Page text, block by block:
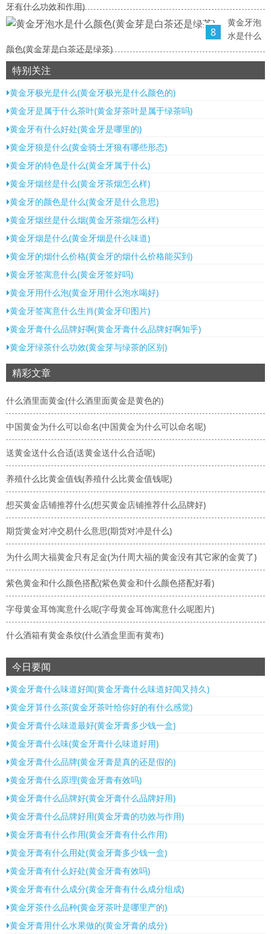
牙有什么功效和作用)
8
黄金牙泡
水是什么
颜色(黄金芽是白茶还是绿茶)
特别关注
黄金牙极光是什么(黄金牙极光是什么颜色的)
黄金牙是属于什么茶叶(黄金芽茶叶是属于绿茶吗)
黄金牙有什么好处(黄金牙是哪里的)
黄金牙狼是什么(黄金骑士牙狼有哪些形态)
黄金牙的特色是什么(黄金牙属于什么)
黄金牙烟丝是什么(黄金牙茶烟怎么样)
黄金牙的颜色是什么(黄金牙是什么意思)
黄金牙烟丝是什么烟(黄金牙茶烟怎么样)
黄金牙烟是什么(黄金牙烟是什么味道)
黄金牙的烟什么价格(黄金牙的烟什么价格能买到)
黄金牙签寓意什么(黄金牙签好吗)
黄金牙用什么泡(黄金牙用什么泡水喝好)
黄金牙签寓意什么生肖(黄金牙印图片)
黄金牙膏什么品牌好啊(黄金牙膏什么品牌好啊知乎)
黄金牙绿茶什么功效(黄金芽与绿茶的区别)
精彩文章
什么酒里面黄金(什么酒里面黄金是黄色的)
中国黄金为什么可以命名(中国黄金为什么可以命名呢)
送黄金送什么合适(送黄金送什么合适呢)
养殖什么比黄金值钱(养殖什么比黄金值钱呢)
想买黄金店铺推荐什么(想买黄金店铺推荐什么品牌好)
期货黄金对冲交易什么意思(期货对冲是什么)
为什么周大福黄金只有足金(为什周大福的黄金没有其它家的金黄了)
紫色黄金和什么颜色搭配(紫色黄金和什么颜色搭配好看)
字母黄金耳饰寓意什么呢(字母黄金耳饰寓意什么呢图片)
什么酒箱有黄金条纹(什么酒盒里面有黄布)
今日要闻
黄金牙膏什么味道好闻(黄金牙膏什么味道好闻又持久)
黄金牙算什么茶(黄金牙茶叶给你好的有什么感觉)
黄金牙膏什么味道最好(黄金牙膏多少钱一盒)
黄金牙膏什么味(黄金牙膏什么味道好用)
黄金牙膏什么品牌(黄金牙膏是真的还是假的)
黄金牙膏什么原理(黄金牙膏有效吗)
黄金牙膏什么品牌好(黄金牙膏什么品牌好用)
黄金牙膏什么品牌好用(黄金牙膏的功效与作用)
黄金牙膏有什么作用(黄金牙膏有什么作用)
黄金牙膏有什么用处(黄金牙膏多少钱一盒)
黄金牙膏有什么好处(黄金牙膏有效吗)
黄金牙膏有什么成分(黄金牙膏有什么成分组成)
黄金牙茶什么品种(黄金牙茶叶是哪里产的)
黄金牙膏用什么水果做的(黄金牙膏的成分)